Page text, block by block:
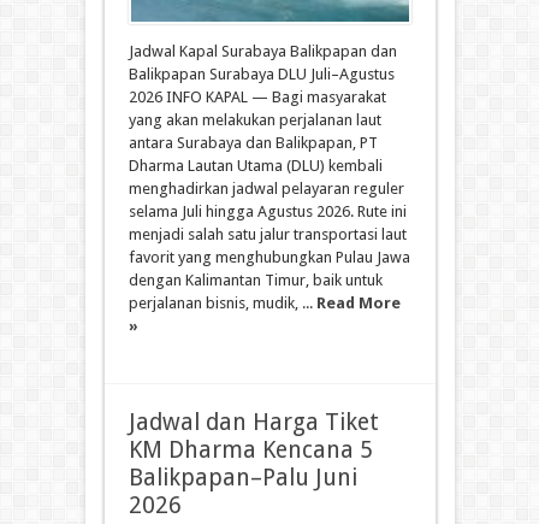
Jadwal Kapal Surabaya Balikpapan dan
Balikpapan Surabaya DLU Juli–Agustus
2026 INFO KAPAL — Bagi masyarakat
yang akan melakukan perjalanan laut
antara Surabaya dan Balikpapan, PT
Dharma Lautan Utama (DLU) kembali
menghadirkan jadwal pelayaran reguler
selama Juli hingga Agustus 2026. Rute ini
menjadi salah satu jalur transportasi laut
favorit yang menghubungkan Pulau Jawa
dengan Kalimantan Timur, baik untuk
perjalanan bisnis, mudik, ... Read More
»
Jadwal dan Harga Tiket
KM Dharma Kencana 5
Balikpapan–Palu Juni
2026